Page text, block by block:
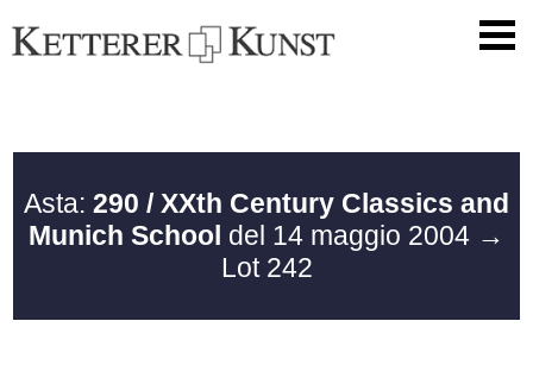
Asta: 290 / XXth Century Classics and
Munich School del 14 maggio 2004 →
Lot 242